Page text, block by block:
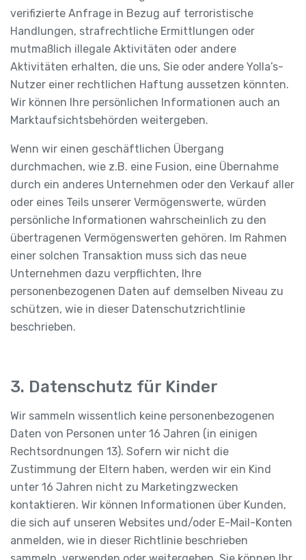
verifizierte Anfrage in Bezug auf terroristische
Handlungen, strafrechtliche Ermittlungen oder
mutmaßlich illegale Aktivitäten oder andere
Aktivitäten erhalten, die uns, Sie oder andere Yolla’s-
Nutzer einer rechtlichen Haftung aussetzen könnten.
Wir können Ihre persönlichen Informationen auch an
Marktaufsichtsbehörden weitergeben.
Wenn wir einen geschäftlichen Übergang
durchmachen, wie z.B. eine Fusion, eine Übernahme
durch ein anderes Unternehmen oder den Verkauf aller
oder eines Teils unserer Vermögenswerte, würden
persönliche Informationen wahrscheinlich zu den
übertragenen Vermögenswerten gehören. Im Rahmen
einer solchen Transaktion muss sich das neue
Unternehmen dazu verpflichten, Ihre
personenbezogenen Daten auf demselben Niveau zu
schützen, wie in dieser Datenschutzrichtlinie
beschrieben.
3. Datenschutz für Kinder
Wir sammeln wissentlich keine personenbezogenen
Daten von Personen unter 16 Jahren (in einigen
Rechtsordnungen 13). Sofern wir nicht die
Zustimmung der Eltern haben, werden wir ein Kind
unter 16 Jahren nicht zu Marketingzwecken
kontaktieren. Wir können Informationen über Kunden,
die sich auf unseren Websites und/oder E-Mail-Konten
anmelden, wie in dieser Richtlinie beschrieben